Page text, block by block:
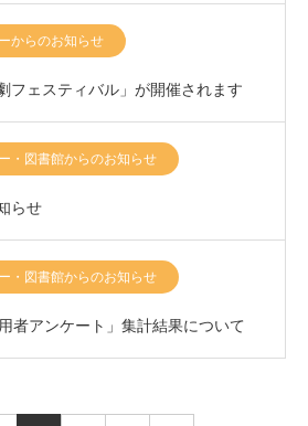
からのお知らせ
フェスティバル」が開催されます
・図書館からのお知らせ
らせ
・図書館からのお知らせ
者アンケート」集計結果について